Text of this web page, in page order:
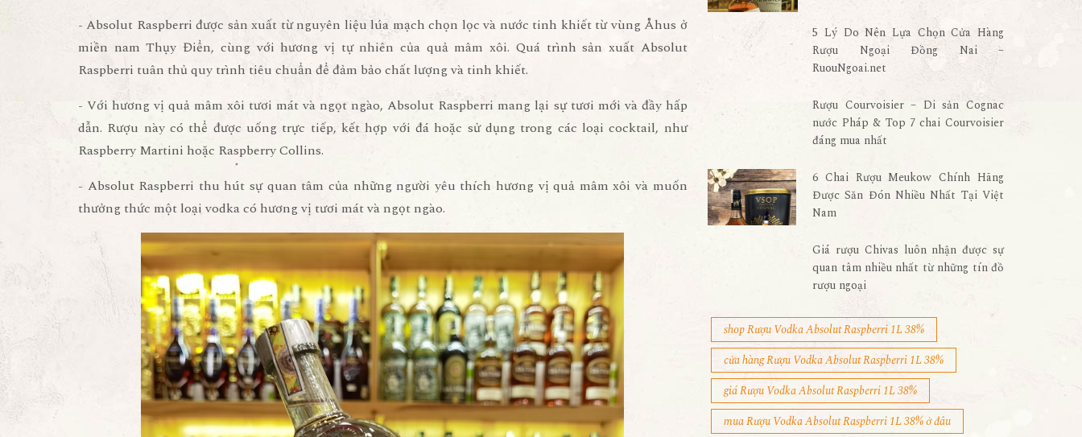
- Absolut Raspberri được sản xuất từ nguyên liệu lúa mạch chọn lọc và nước tinh khiết từ vùng Åhus ở
miền nam Thụy Điển, cùng với hương vị tự nhiên của quả mâm xôi. Quá trình sản xuất Absolut
Raspberri tuân thủ quy trình tiêu chuẩn để đảm bảo chất lượng và tinh khiết.
- Với hương vị quả mâm xôi tươi mát và ngọt ngào, Absolut Raspberri mang lại sự tươi mới và đầy hấp
dẫn. Rượu này có thể được uống trực tiếp, kết hợp với đá hoặc sử dụng trong các loại cocktail, như
Raspberry Martini hoặc Raspberry Collins.
- Absolut Raspberri thu hút sự quan tâm của những người yêu thích hương vị quả mâm xôi và muốn
thưởng thức một loại vodka có hương vị tươi mát và ngọt ngào.
5 Lý Do Nên Lựa Chọn Cửa Hàng
Rượu Ngoại Đồng Nai –
RuouNgoai.net
Rượu Courvoisier – Di sản Cognac
nước Pháp & Top 7 chai Courvoisier
đáng mua nhất
6 Chai Rượu Meukow Chính Hãng
Được Săn Đón Nhiều Nhất Tại Việt
Nam
Giá rượu Chivas luôn nhận được sự
quan tâm nhiều nhất từ những tín đồ
rượu ngoại
shop Rượu Vodka Absolut Raspberri 1L 38%
cửa hàng Rượu Vodka Absolut Raspberri 1L 38%
giá Rượu Vodka Absolut Raspberri 1L 38%
mua Rượu Vodka Absolut Raspberri 1L 38% ở đâu